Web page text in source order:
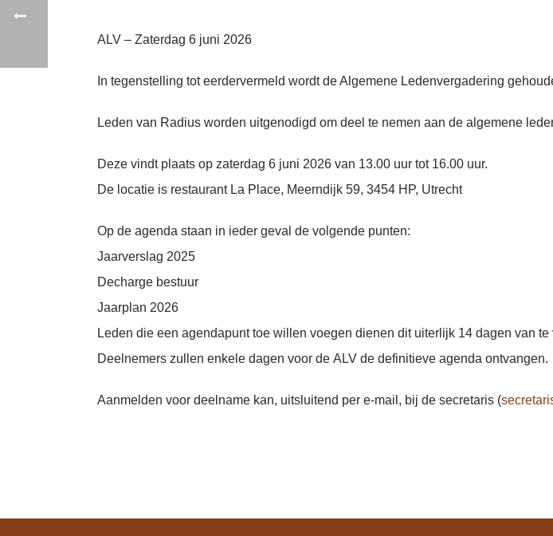
ALV – Zaterdag 6 juni 2026
In tegenstelling tot eerdervermeld wordt de Algemene Ledenvergadering
Leden van Radius worden uitgenodigd om deel te nemen aan de algemene
Deze vindt plaats op zaterdag 6 juni 2026 van 13.00 uur tot 16.00 uur.
De locatie is restaurant La Place, Meerndijk 59, 3454 HP, Utrecht
Op de agenda staan in ieder geval de volgende punten:
Jaarverslag 2025
Decharge bestuur
Jaarplan 2026
Leden die een agendapunt toe willen voegen dienen dit uiterlijk 14 dagen van
Deelnemers zullen enkele dagen voor de ALV de definitieve agenda ontvangen.
Aanmelden voor deelname kan, uitsluitend per e-mail, bij de secretaris (